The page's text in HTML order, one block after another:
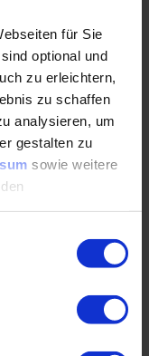
für Sie
optional und
zu erleichtern,
zu schaffen
analysieren, um
gestalten zu
sowie weitere